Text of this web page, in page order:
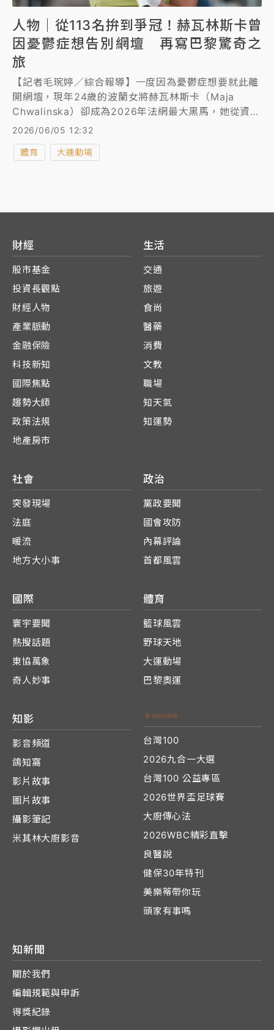
人物｜從113名拚到爭冠！赫瓦林斯卡曾
因憂鬱症想告別網壇 再寫巴黎驚奇之
旅
【記者毛琬婷／綜合報導】一度因為憂鬱症想要就此離
開網壇，現年24歲的波蘭女將赫瓦林斯卡（Maja
Chwalinska）卻成為2026年法網最大黑馬，她從資格
賽一路過關斬將挺進女單最終戰，距離捧起生涯首座大
滿貫金盃只差最後一步，接下來她將與19歲俄羅斯「天
才少女」安德烈耶娃（Mirra Andreeva）爭冠。
2026/06/05 12:32
體育 大運動場
財經
股市基金
投資長觀點
財經人物
產業脈動
金融保險
科技新知
國際焦點
趨勢大師
政策法規
地產房市
生活
交通
旅遊
食尚
醫藥
消費
文教
職場
知天氣
知運勢
社會
突發現場
法庭
暖流
地方大小事
政治
黨政要聞
國會攻防
內幕評論
首都風雲
國際
寰宇要聞
熱搜話題
東協萬象
奇人妙事
體育
籃球風雲
野球天地
大運動場
巴黎奧運
知影
影音頻道
鴿知窩
影片故事
圖片故事
攝影筆記
米其林大廚影音
台灣100
2026九合一大選
台灣100 公益專區
2026世界盃足球賽
大廚傳心法
2026WBC精彩直擊
良醫說
健保30年特刊
美樂蒂帶你玩
頭家有事嗎
知新聞
關於我們
編輯規範與申訴
得獎紀錄